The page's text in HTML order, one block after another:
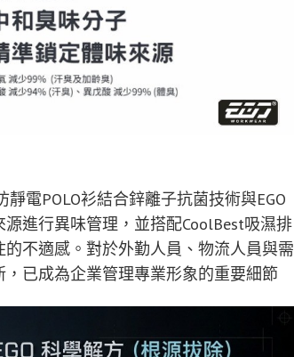
電POLO衫結合鋅離子抗菌技術與EGO
進行異味管理，並搭配CoolBest吸濕排
不適感。對於外勤人員、物流人員與需
已成為企業管理專業形象的重要細節